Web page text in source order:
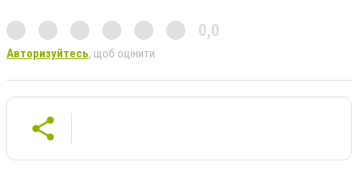
0,0
Авторизуйтесь, щоб оцінити